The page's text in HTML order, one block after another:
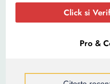
Click si